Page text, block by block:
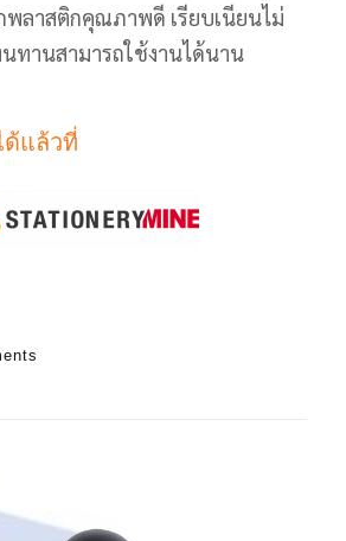
ติกคุณภาพดี เรียบเนียนไม่
ทานสามารถใช้งานได้นาน
แล้วที่